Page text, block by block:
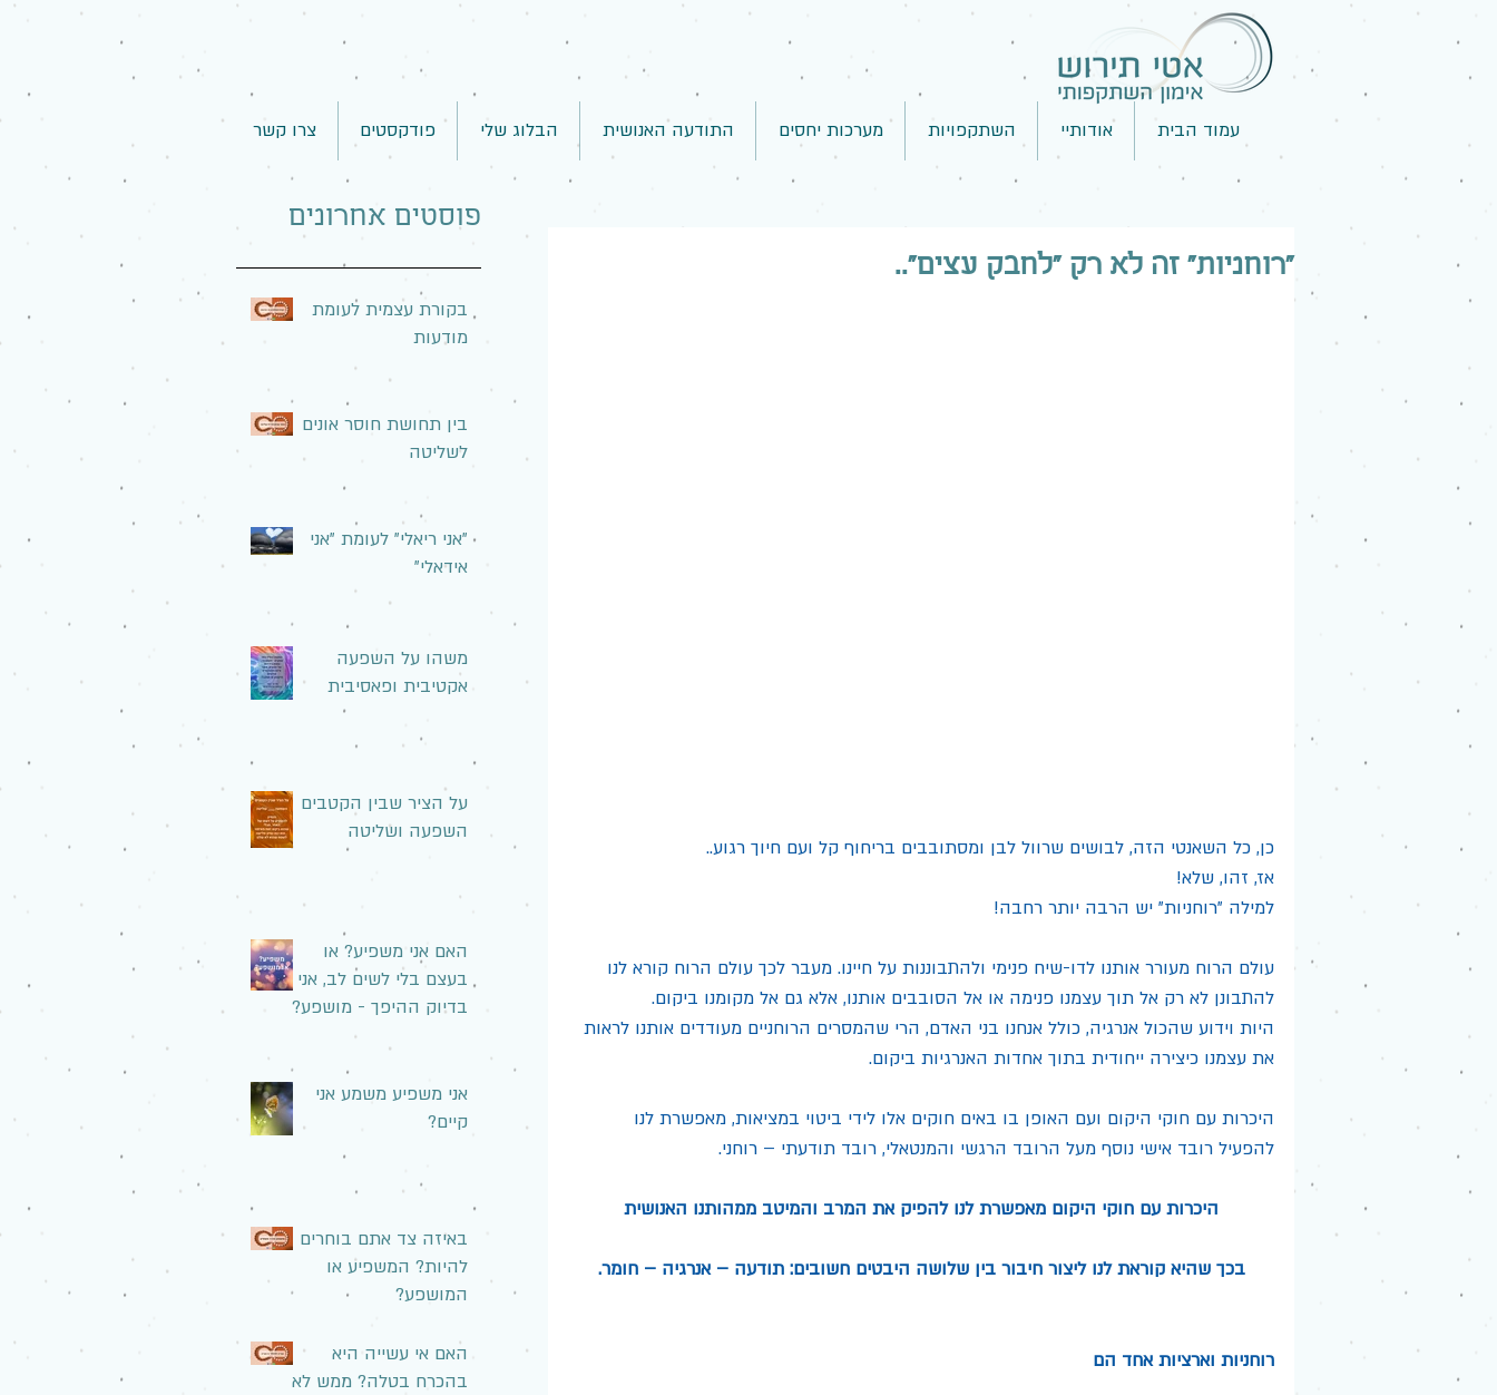
עמוד הבית אודותיי השתקפויות מערכות יחסים התודעה האנושית הבלוג שלי פודקסטים צרו קשר
פוסטים אחרונים
בקורת עצמית לעומת
מודעות
בין תחושת חוסר אונים
לשליטה
"אני ריאלי" לעומת "אני
אידאלי"
משהו על השפעה
אקטיבית ופאסיבית
על הציר שבין הקטבים
השפעה ושליטה
האם אני משפיע? או
בעצם בלי לשים לב, אני
בדיוק ההיפך - מושפע?
אני משפיע משמע אני
קיים?
באיזה צד אתם בוחרים
להיות? המשפיע או
המושפע?
האם אי עשייה היא
בהכרח בטלה? ממש לא
"רוחניות" זה לא רק "לחבק עצים"..
כן, כל השאנטי הזה, לבושים שרוול לבן ומסתובבים בריחוף קל ועם חיוך רגוע..
אז, זהו, שלא!
למילה "רוחניות" יש הרבה יותר רחבה!
עולם הרוח מעורר אותנו לדו-שיח פנימי ולהתבוננות על חיינו. מעבר לכך עולם הרוח קורא לנו
להתבונן לא רק אל תוך עצמנו פנימה או אל הסובבים אותנו, אלא גם אל מקומנו ביקום.
היות וידוע שהכול אנרגיה, כולל אנחנו בני האדם, הרי שהמסרים הרוחניים מעודדים אותנו לראות
את עצמנו כיצירה ייחודית בתוך אחדות האנרגיות ביקום.
היכרות עם חוקי היקום ועם האופן בו באים חוקים אלו לידי ביטוי במציאות, מאפשרת לנו
להפעיל רובד אישי נוסף מעל הרובד הרגשי והמנטאלי, רובד תודעתי – רוחני.
היכרות עם חוקי היקום מאפשרת לנו להפיק את המרב והמיטב ממהותנו האנושית
בכך שהיא קוראת לנו ליצור חיבור בין שלושה היבטים חשובים: תודעה – אנרגיה – חומר.
רוחניות וארציות אחד הם